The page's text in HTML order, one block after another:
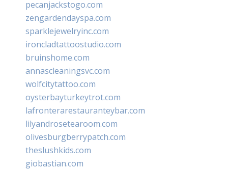
pecanjackstogo.com
zengardendayspa.com
sparklejewelryinc.com
ironcladtattoostudio.com
bruinshome.com
annascleaningsvc.com
wolfcitytattoo.com
oysterbayturkeytrot.com
lafronterarestauranteybar.com
lilyandrosetearoom.com
olivesburgberrypatch.com
theslushkids.com
giobastian.com